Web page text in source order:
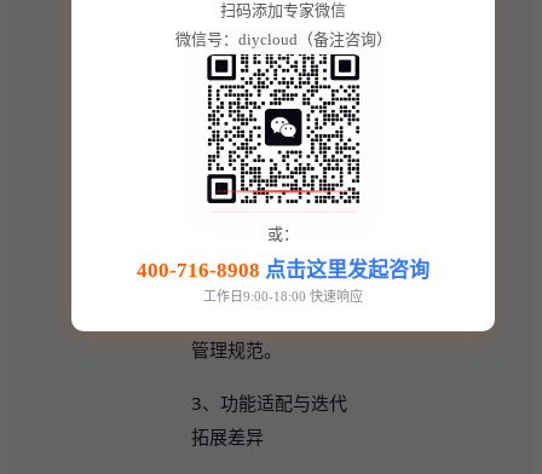
数据存储环境，所
有用户数据、经营
数据、业务资料全
部归企业主体独家
所有，支持自主备
份、随时导出、自
由迁移，数据完全
可控，能够长期沉
淀企业数字化资
管理规范。
3、功能适配与迭代
拓展差异
扫码添加专家微信
微信号：diycloud（备注咨询）
或：
400-716-8908 点击这里发起咨询
工作日9:00-18:00 快速响应